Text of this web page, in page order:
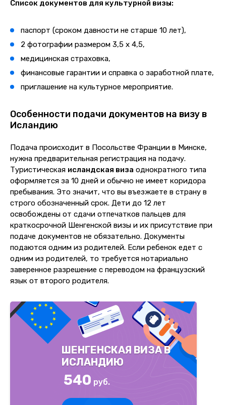
Список документов для культурной визы:
паспорт (сроком давности не старше 10 лет),
2 фотографии размером 3,5 х 4,5,
медицинская страховка,
финансовые гарантии и справка о заработной плате,
приглашение на культурное мероприятие.
Особенности подачи документов на визу в
Исландию
Подача происходит в Посольстве Франции в Минске,
нужна предварительная регистрация на подачу.
Туристическая исландская виза однократного типа
оформляется за 10 дней и обычно не имеет коридора
пребывания. Это значит, что вы въезжаете в страну в
строго обозначенный срок. Дети до 12 лет
освобождены от сдачи отпечатков пальцев для
краткосрочной Шенгенской визы и их присутствие при
подаче документов не обязательно. Документы
подаются одним из родителей. Если ребенок едет с
одним из родителей, то требуется нотариально
заверенное разрешение с переводом на французский
язык от второго родителя.
ШЕНГЕНСКАЯ ВИЗА В
ИСЛАНДИЮ
540 руб.